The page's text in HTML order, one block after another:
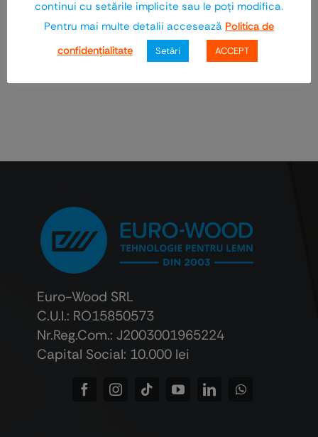
TEHNICA SCHWEIZ IMPEX SRL
Euro-Wood SRL
C.U.I.: RO15850573
Nr.Reg.Com.: J2003001965224
Capital Social: 10.000 lei
continui cu setările implicite sau le poţi modifica.
Pentru mai multe detalii accesează Politica de
confidenţialitate
Setări ACCEPT